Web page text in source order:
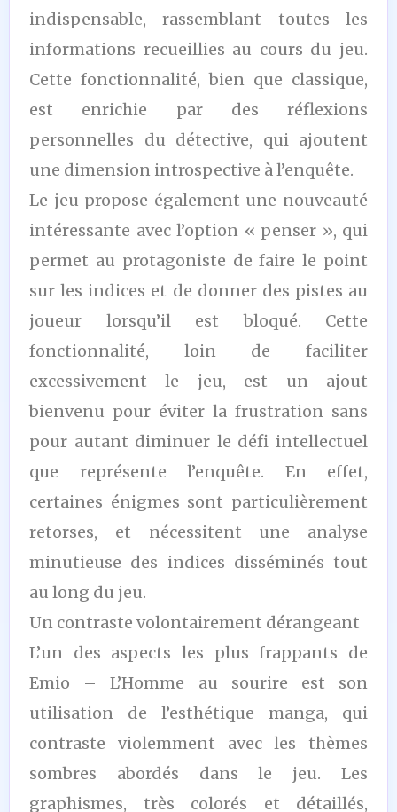
indispensable, rassemblant toutes les
informations recueillies au cours du jeu.
Cette fonctionnalité, bien que classique,
est enrichie par des réflexions
personnelles du détective, qui ajoutent
une dimension introspective à l’enquête.
Le jeu propose également une nouveauté
intéressante avec l’option « penser », qui
permet au protagoniste de faire le point
sur les indices et de donner des pistes au
joueur lorsqu’il est bloqué. Cette
fonctionnalité, loin de faciliter
excessivement le jeu, est un ajout
bienvenu pour éviter la frustration sans
pour autant diminuer le défi intellectuel
que représente l’enquête. En effet,
certaines énigmes sont particulièrement
retorses, et nécessitent une analyse
minutieuse des indices disséminés tout
au long du jeu.
Un contraste volontairement dérangeant
L’un des aspects les plus frappants de
Emio – L’Homme au sourire est son
utilisation de l’esthétique manga, qui
contraste violemment avec les thèmes
sombres abordés dans le jeu. Les
graphismes, très colorés et détaillés,